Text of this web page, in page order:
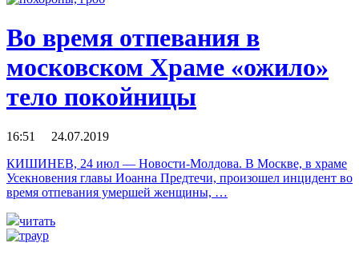
Во время отпевания в
московском Храме «ожило»
тело покойницы
16:51 24.07.2019
КИШИНЕВ, 24 июл — Новости-Молдова. В Москве, в храме
Усекновения главы Иоанна Предтечи, произошел инцидент во
время отпевания умершей женщины, …
читать